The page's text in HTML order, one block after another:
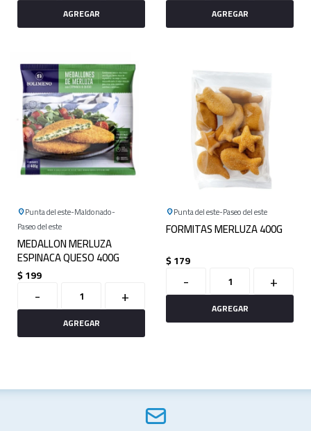
Punta del este Maldonado
Paseo del este
MEDALLON MERLUZA
ESPINACA QUESO 400G
$199
- +
Punta del este Paseo del este
FORMITAS MERLUZA 400G
$179
- +